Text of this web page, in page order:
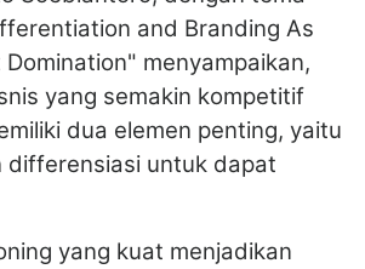
and Branding As
menyampaikan,
yang semakin kompetitif
dua elemen penting, yaitu
differensiasi untuk dapat
yang kuat menjadikan